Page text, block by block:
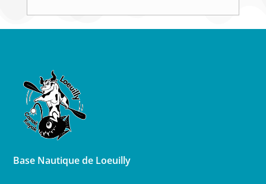
Base Nautique de Loeuilly